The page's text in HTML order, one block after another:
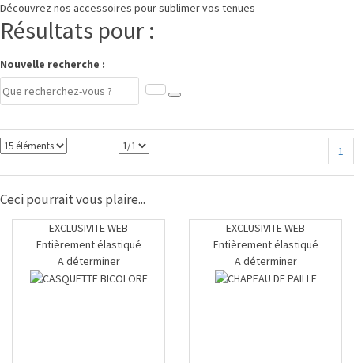
Découvrez nos accessoires pour sublimer vos tenues
Résultats pour :
Nouvelle recherche :
1
Ceci pourrait vous plaire...
EXCLUSIVITE WEB
Entièrement élastiqué
A déterminer
EXCLUSIVITE WEB
Entièrement élastiqué
A déterminer